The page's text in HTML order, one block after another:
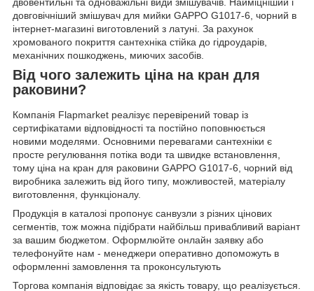
двовентильні та одноважільні види змішувачів. Найміцніший і
довговічніший змішувач для мийки GAPPO G1017-6, чорний в
інтернет-магазині виготовлений з латуні. За рахунок
хромованого покриття сантехніка стійка до гідроударів,
механічних пошкоджень, миючих засобів.
Від чого залежить ціна на кран для
раковини?
Компанія Flapmarket реалізує перевірений товар із
сертифікатами відповідності та постійно поповнюється
новими моделями. Основними перевагами сантехніки є
просте регулювання потіка води та швидке встановлення,
тому ціна на кран для раковини GAPPO G1017-6, чорний від
виробника залежить від його типу, можливостей, матеріалу
виготовлення, функціоналу.
Продукція в каталозі пропонує санвузли з різних цінових
сегментів, тож можна підібрати найбільш привабливий варіант
за вашим бюджетом. Оформлюйте онлайн заявку або
телефонуйте нам - менеджери оперативно допоможуть в
оформленні замовлення та проконсультують
Торгова компанія відповідає за якість товару, що реалізується.